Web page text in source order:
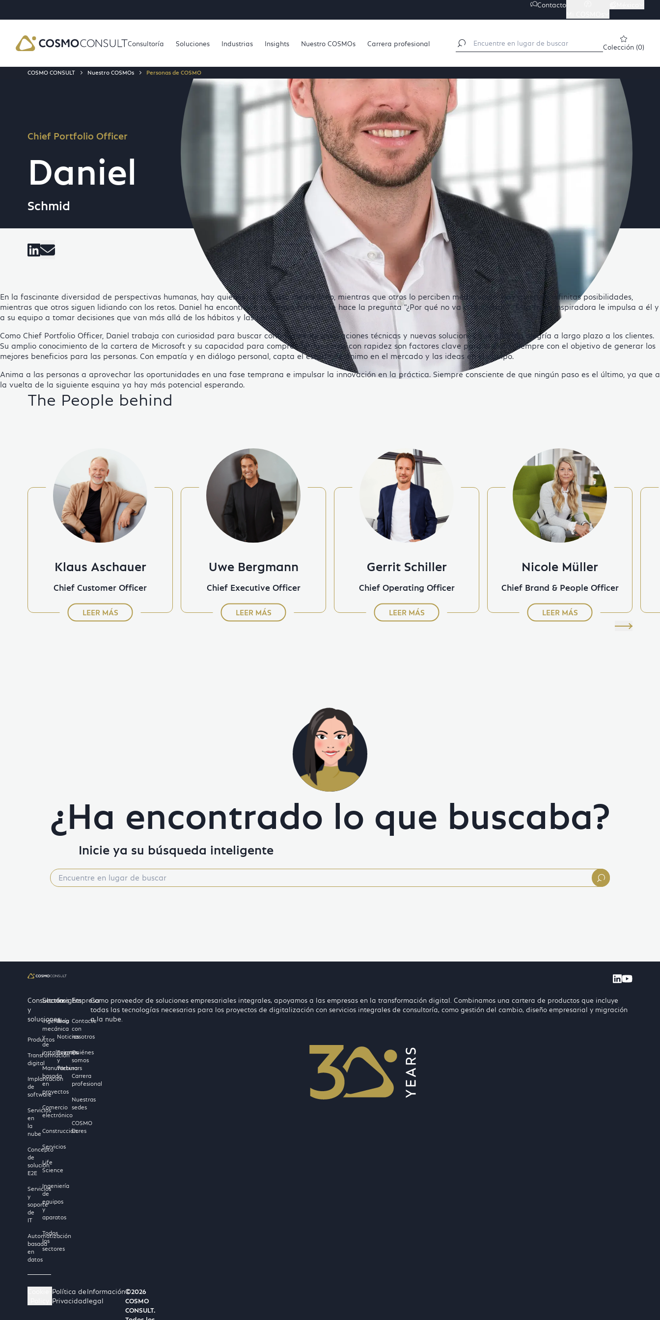
Contacto
Consultoría Soluciones Industrias Insights Nuestro COSMOs Carrera profesional Colección (0)
COSMO CONSULT Nuestro COSMOs Personas de COSMO
Chief Portfolio Officer
Daniel Schmid
Schmid
Visit Cosmo Consult on linkedin (opens in a new window)
En la fascinante diversidad de perspectivas humanas, hay quienes ven el vaso medio lleno, mientras que otros lo perciben medio vacío. Hay quien ve infinitas posibilidades,
mientras que otros siguen lidiando con los retos. Daniel ha encontrado su propio camino. Se hace la pregunta "¿Por qué no va a funcionar?". Esta frase inspiradora le impulsa a él y
a su equipo a tomar decisiones que van más allá de los hábitos y las normas.
Como Chief Portfolio Officer, Daniel trabaja con curiosidad para buscar continuamente innovaciones técnicas y nuevas soluciones que aporten alegría a largo plazo a los clientes.
Su amplio conocimiento de la cartera de Microsoft y su capacidad para comprender las cosas con rapidez son factores clave para el éxito. Siempre con el objetivo de generar los
mejores beneficios para las personas. Con empatía y en diálogo personal, capta el estado de ánimo en el mercado y las ideas en el equipo.
Anima a las personas a aprovechar las oportunidades en una fase temprana e impulsar la innovación en la práctica. Siempre consciente de que ningún paso es el último, ya que a
la vuelta de la siguiente esquina ya hay más potencial esperando.
The People behind
Klaus Aschauer
Chief Customer Officer
LEER MÁS
Uwe Bergmann
Chief Executive Officer
LEER MÁS
Gerrit Schiller
Chief Operating Officer
LEER MÁS
Nicole Müller
Chief Brand & People Officer
LEER MÁS
¿Ha encontrado lo que buscaba?
Inicie ya su búsqueda inteligente
VisitVisit
Consultoría
y
soluciones
Productos
Transformación
digital
Implantación
de
software
Servicios
en
la
nube
Concepto
de
solución
E2E
Servicios
y
soporte
de
IT
Automatización
basada
en
datos
Sectores
Ingeniería
mecánica
y
de
instalaciones
Manufactura
basada
en
proyectos
Comercio
electrónico
Construcción
Servicios
Life
Science
Ingeniería
de
equipos
y
aparatos
Todos
los
sectores
Insights
Blog
Noticias
Eventos
y
Webinars
Empresa
Contacte
con
nosotros
Quiénes
somos
Carrera
profesional
Nuestras
sedes
COSMO
Cares
Como proveedor de soluciones empresariales integrales, apoyamos a las empresas en la transformación digital. Combinamos una cartera de productos que incluye
todas las tecnologías necesarias para los proyectos de digitalización con servicios integrales de consultoría, como gestión del cambio, diseño empresarial y migración
a la nube.
Política de
Privacidad
Información
legal
©2026
COSMO
CONSULT.